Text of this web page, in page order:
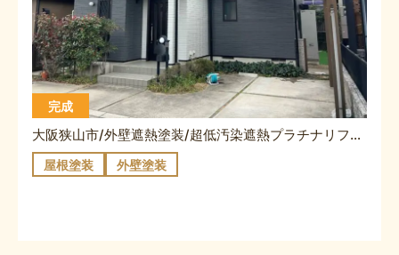
完成
大阪狭山市/外壁遮熱塗装/超低汚染遮熱プラチナリファイン2000無機・屋根遮熱塗装/無機EXコート/N様施工事例
屋根塗装 外壁塗装